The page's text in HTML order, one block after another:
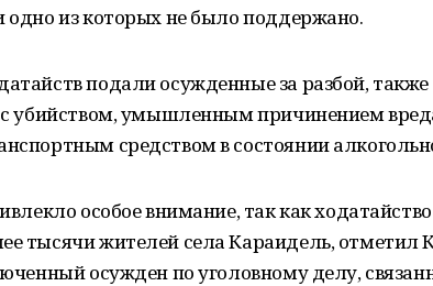
из которых не было поддержано.
подали осужденные за разбой,
с убийством, умышленным причинением
средством в состоянии
особое внимание, так как
тысячи жителей села Караидель, отметил
осужден по уголовному делу,